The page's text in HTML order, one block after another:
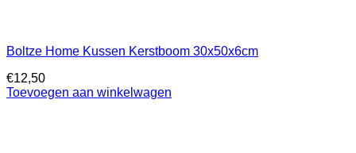
Boltze Home Kussen Kerstboom 30x50x6cm
€12,50
Toevoegen aan winkelwagen